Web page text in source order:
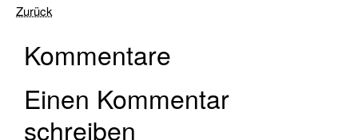
Sprechfunk
(UBI)
Schein
(FKN)
Zurück
Kommentare
Einen Kommentar
schreiben